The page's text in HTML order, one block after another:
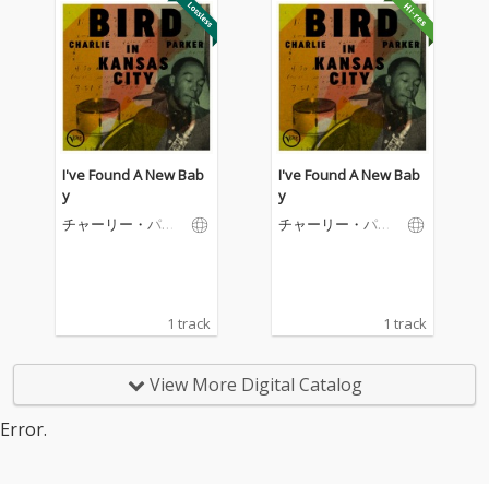
I've Found A New Bab
y
チャーリー・パー
1 track
I've Found A New Bab
y
チャーリー・パー
1 track
View More Digital Catalog
Error.